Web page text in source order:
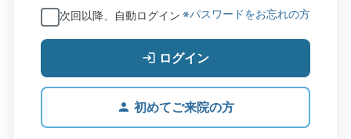
次回以降、自動ログイン ※パスワードをお忘れの方
ログイン
初めてご来院の方